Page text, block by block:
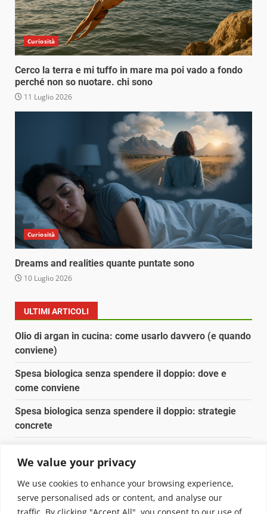
We value your privacy
We use cookies to enhance your browsing experience,
serve personalised ads or content, and analyse our
traffic. By clicking "Accept All", you consent to our use of
Curiosità
Cerco la terra e mi tuffo in mare ma poi vado a fondo
perché non so nuotare. chi sono
11 Luglio 2026
Curiosità
Dreams and realities quante puntate sono
10 Luglio 2026
ULTIMI ARTICOLI
Olio di argan in cucina: come usarlo davvero (e quando
conviene)
Spesa biologica senza spendere il doppio: dove e
come conviene
Spesa biologica senza spendere il doppio: strategie
concrete
Pulizia naturale della casa: 3 ingredienti che
sostituiscono 10 prodotti chimici